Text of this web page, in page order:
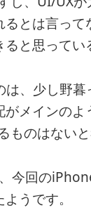
とは言っ
と思ってい
は、少し野
メインの
のはないと
今回の
うです。